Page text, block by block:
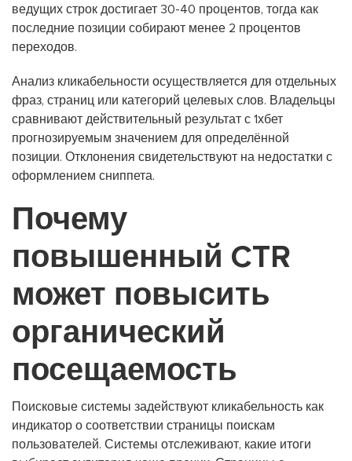
ведущих строк достигает 30-40 процентов, тогда как
последние позиции собирают менее 2 процентов
переходов.
Анализ кликабельности осуществляется для отдельных
фраз, страниц или категорий целевых слов. Владельцы
сравнивают действительный результат с 1хбет
прогнозируемым значением для определённой
позиции. Отклонения свидетельствуют на недостатки с
оформлением сниппета.
Почему
повышенный CTR
может повысить
органический
посещаемость
Поисковые системы задействуют кликабельность как
индикатор о соответствии страницы поискам
пользователей. Системы отслеживают, какие итоги